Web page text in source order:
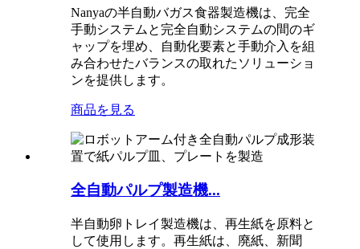
Nanyaの半自動バガス食器製造機は、完全
手動システムと完全自動システムの間のギ
ャップを埋め、自動化要素と手動介入を組
み合わせたバランスの取れたソリューショ
ンを提供します。
商品を見る
全自動パルプ製造機...
半自動卵トレイ製造機は、再生紙を原料と
して使用します。再生紙は、廃紙、新聞